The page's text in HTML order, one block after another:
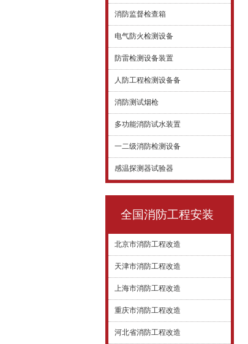
消防监督检查箱
电气防火检测设备
防雷检测设备装置
人防工程检测设备备
消防测试烟枪
多功能消防试水装置
一二级消防检测设备
感温探测器试验器
全国消防工程安装
北京市消防工程改造
天津市消防工程改造
上海市消防工程改造
重庆市消防工程改造
河北省消防工程改造